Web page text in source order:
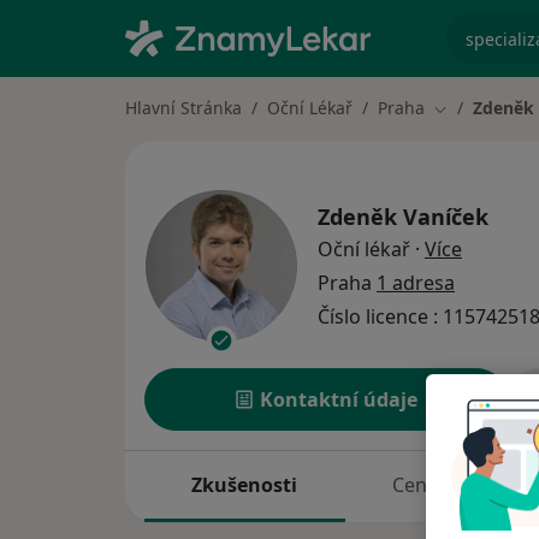
Hlavní Stránka Oční Lékař Praha ZměnaZdeněk
Zdeněk Vaníček
Oční lékař · Více
Praha 1 adresa
Číslo licence :
Kontaktní údaje
Zkušenosti Ceník